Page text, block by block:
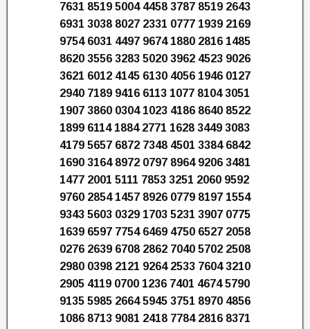
7631 8519 5004 4458 3787 8519 2643
6931 3038 8027 2331 0777 1939 2169
9754 6031 4497 9674 1880 2816 1485
8620 3556 3283 5020 3962 4523 9026
3621 6012 4145 6130 4056 1946 0127
2940 7189 9416 6113 1077 8104 3051
1907 3860 0304 1023 4186 8640 8522
1899 6114 1884 2771 1628 3449 3083
4179 5657 6872 7348 4501 3384 6842
1690 3164 8972 0797 8964 9206 3481
1477 2001 5111 7853 3251 2060 9592
9760 2854 1457 8926 0779 8197 1554
9343 5603 0329 1703 5231 3907 0775
1639 6597 7754 6469 4750 6527 2058
0276 2639 6708 2862 7040 5702 2508
2980 0398 2121 9264 2533 7604 3210
2905 4119 0700 1236 7401 4674 5790
9135 5985 2664 5945 3751 8970 4856
1086 8713 9081 2418 7784 2816 8371